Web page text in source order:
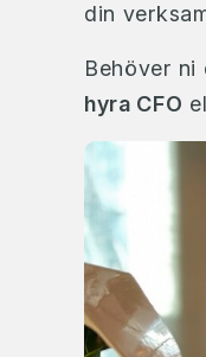
din
Behöver ni
hyra CFO